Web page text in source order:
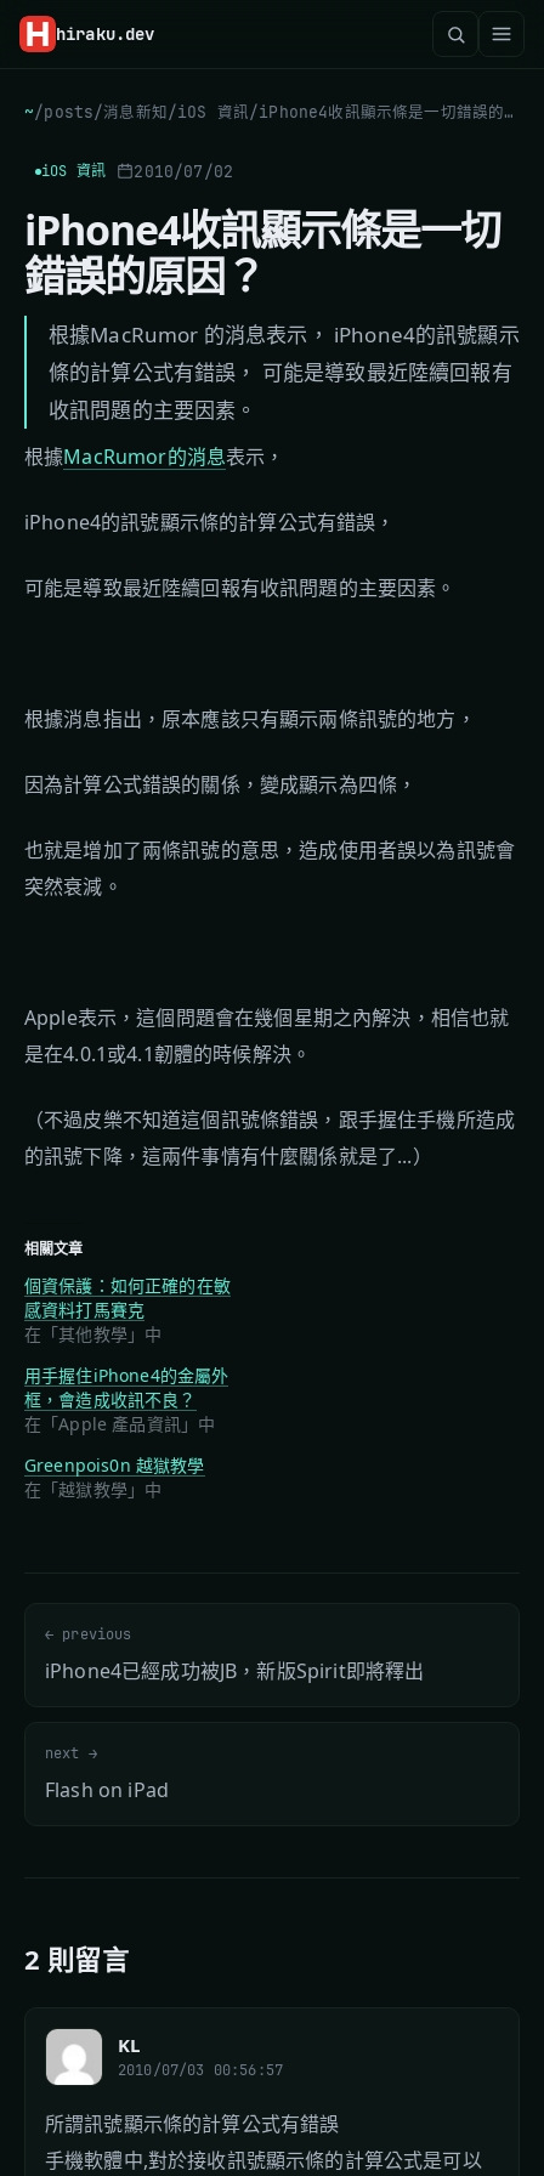
hiraku.dev
~/posts/消息新知/iOS 資訊/ iPhone4收訊顯示條是一切錯誤的原因？
iOS 資訊 2010/07/02
iPhone4收訊顯示條是一切
錯誤的原因？
根據MacRumor 的消息表示， iPhone4的訊號顯示
條的計算公式有錯誤， 可能是導致最近陸續回報有
收訊問題的主要因素。
根據MacRumor的消息表示，
iPhone4的訊號顯示條的計算公式有錯誤，
可能是導致最近陸續回報有收訊問題的主要因素。
根據消息指出，原本應該只有顯示兩條訊號的地方，
因為計算公式錯誤的關係，變成顯示為四條，
也就是增加了兩條訊號的意思，造成使用者誤以為訊號會
突然衰減。
Apple表示，這個問題會在幾個星期之內解決，相信也就
是在4.0.1或4.1韌體的時候解決。
（不過皮樂不知道這個訊號條錯誤，跟手握住手機所造成
的訊號下降，這兩件事情有什麼關係就是了...）
相關文章
個資保護：如何正確的在敏
感資料打馬賽克
在「其他教學」中
用手握住iPhone4的金屬外
框，會造成收訊不良？
在「Apple 產品資訊」中
Greenpois0n 越獄教學
在「越獄教學」中
← previous
iPhone4已經成功被JB，新版Spirit即將釋出
next →
Flash on iPad
2 則留言
KL
2010/07/03 00:56:57
所謂訊號顯示條的計算公式有錯誤
手機軟體中,對於接收訊號顯示條的計算公式是可以